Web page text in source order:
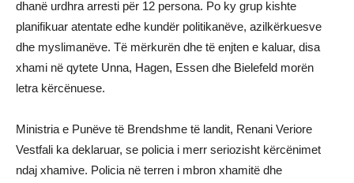
dhanë urdhra arresti për 12 persona. Po ky grup kishte
planifikuar atentate edhe kundër politikanëve, azilkërkuesve
dhe myslimanëve. Të mërkurën dhe të enjten e kaluar, disa
xhami në qytete Unna, Hagen, Essen dhe Bielefeld morën
letra kërcënuese.
Ministria e Punëve të Brendshme të landit, Renani Veriore
Vestfali ka deklaruar, se policia i merr seriozisht kërcënimet
ndaj xhamive. Policia në terren i mbron xhamitë dhe